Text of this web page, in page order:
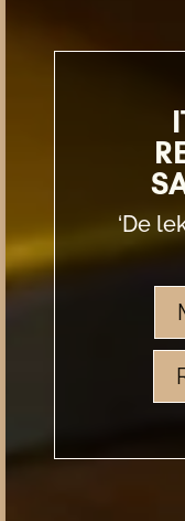
‘De